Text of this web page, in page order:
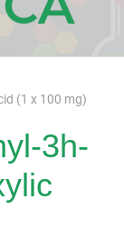
(1 x 100 mg)
3h-